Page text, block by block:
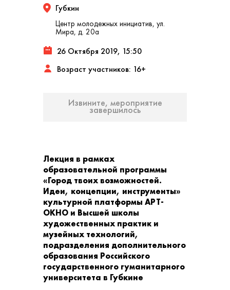
Губкин
Центр молодежных инициатив, ул.
Мира, д. 20а
26 Октября 2019, 15:50
Возраст участников: 16+
Извините, мероприятие
завершилось
Лекция в рамках
образовательной программы
«Город твоих возможностей.
Идеи, концепции, инструменты»
культурной платформы АРТ-
ОКНО и Высшей школы
художественных практик и
музейных технологий,
подразделения дополнительного
образования Российского
государственного гуманитарного
университета в Губкине